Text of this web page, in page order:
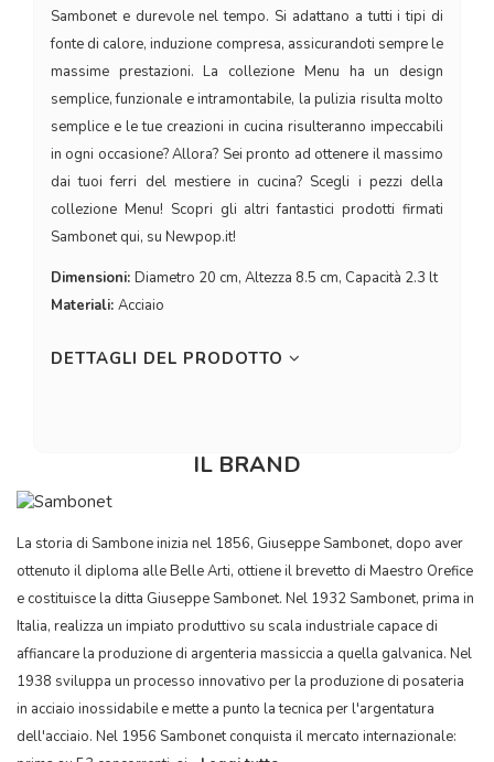
Sambonet e durevole nel tempo. Si adattano a tutti i tipi di
fonte di calore, induzione compresa, assicurandoti sempre le
massime prestazioni. La collezione Menu ha un design
semplice, funzionale e intramontabile, la pulizia risulta molto
semplice e le tue creazioni in cucina risulteranno impeccabili
in ogni occasione? Allora? Sei pronto ad ottenere il massimo
dai tuoi ferri del mestiere in cucina? Scegli i pezzi della
collezione Menu! Scopri gli altri fantastici prodotti firmati
Sambonet qui, su Newpop.it!
Dimensioni: Diametro 20 cm, Altezza 8.5 cm, Capacità 2.3 lt
Materiali: Acciaio
DETTAGLI DEL PRODOTTO
IL BRAND
La storia di Sambone inizia nel 1856, Giuseppe Sambonet, dopo aver
ottenuto il diploma alle Belle Arti, ottiene il brevetto di Maestro Orefice
e costituisce la ditta Giuseppe Sambonet. Nel 1932 Sambonet, prima in
Italia, realizza un impiato produttivo su scala industriale capace di
affiancare la produzione di argenteria massiccia a quella galvanica. Nel
1938 sviluppa un processo innovativo per la produzione di posateria
in acciaio inossidabile e mette a punto la tecnica per l'argentatura
dell'acciaio. Nel 1956 Sambonet conquista il mercato internazionale: